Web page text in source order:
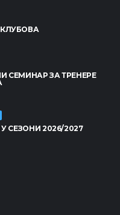
СЕМИНАР ЗА ТРЕНЕРЕ
СЕЗОНИ 2026/2027